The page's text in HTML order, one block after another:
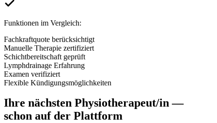
Funktionen im Vergleich:
Fachkraftquote berücksichtigt
Manuelle Therapie zertifiziert
Schichtbereitschaft geprüft
Lymphdrainage Erfahrung
Examen verifiziert
Flexible Kündigungsmöglichkeiten
Ihre nächsten Physiotherapeut/in—
schon auf der Plattform